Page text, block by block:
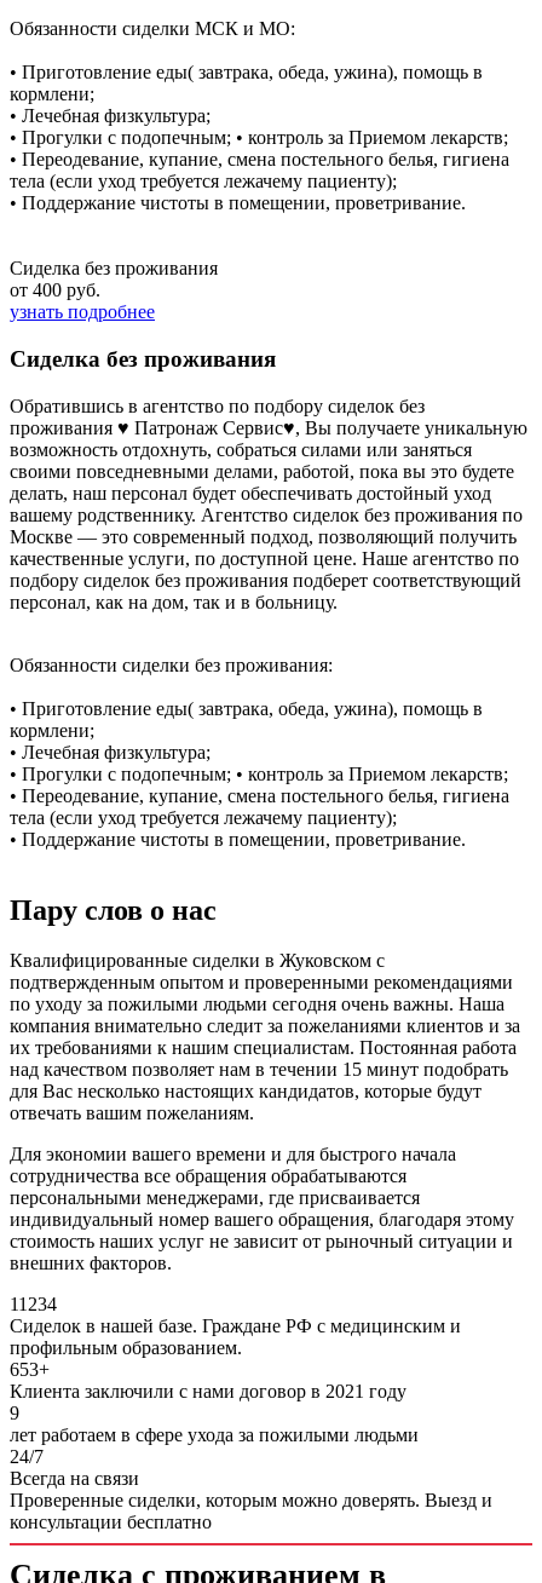
Обязанности сиделки МСК и МО:
• Приготовление еды( завтрака, обеда, ужина), помощь в
кормлени;
• Лечебная физкультура;
• Прогулки с подопечным; • контроль за Приемом лекарств;
• Переодевание, купание, смена постельного белья, гигиена
тела (если уход требуется лежачему пациенту);
• Поддержание чистоты в помещении, проветривание.
Сиделка без проживания
от 400 руб.
узнать подробнее
Сиделка без проживания
Обратившись в агентство по подбору сиделок без
проживания ♥ Патронаж Сервис♥, Вы получаете уникальную
возможность отдохнуть, собраться силами или заняться
своими повседневными делами, работой, пока вы это будете
делать, наш персонал будет обеспечивать достойный уход
вашему родственнику. Агентство сиделок без проживания по
Москве — это современный подход, позволяющий получить
качественные услуги, по доступной цене. Наше агентство по
подбору сиделок без проживания подберет соответствующий
персонал, как на дом, так и в больницу.
Обязанности сиделки без проживания:
• Приготовление еды( завтрака, обеда, ужина), помощь в
кормлени;
• Лечебная физкультура;
• Прогулки с подопечным; • контроль за Приемом лекарств;
• Переодевание, купание, смена постельного белья, гигиена
тела (если уход требуется лежачему пациенту);
• Поддержание чистоты в помещении, проветривание.
Пару слов о нас
Квалифицированные сиделки в Жуковском с
подтвержденным опытом и проверенными рекомендациями
по уходу за пожилыми людьми сегодня очень важны. Наша
компания внимательно следит за пожеланиями клиентов и за
их требованиями к нашим специалистам. Постоянная работа
над качеством позволяет нам в течении 15 минут подобрать
для Вас несколько настоящих кандидатов, которые будут
отвечать вашим пожеланиям.
Для экономии вашего времени и для быстрого начала
сотрудничества все обращения обрабатываются
персональными менеджерами, где присваивается
индивидуальный номер вашего обращения, благодаря этому
стоимость наших услуг не зависит от рыночный ситуации и
внешних факторов.
11234
Сиделок в нашей базе. Граждане РФ с медицинским и
профильным образованием.
653+
Клиента заключили с нами договор в 2021 году
9
лет работаем в сфере ухода за пожилыми людьми
24/7
Всегда на связи
Проверенные сиделки, которым можно доверять. Выезд и
консультации бесплатно
Сиделка с проживанием в